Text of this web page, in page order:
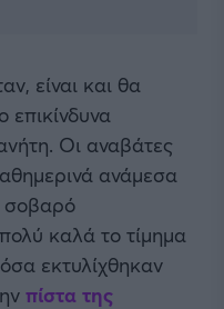
είναι και θα
επικίνδυνα
Οι αναβάτες
ανάμεσα
σοβαρό
καλά το τίμημα
εκτυλίχθηκαν
πίστα της